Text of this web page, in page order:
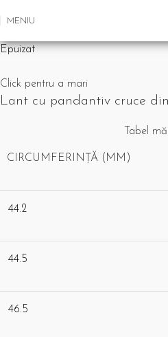
MENIU
Epuizat
Click pentru a mari
Lant cu pandantiv cruce
Tabel
CIRCUMFERINȚĂ (MM)
44.2
44.5
46.5